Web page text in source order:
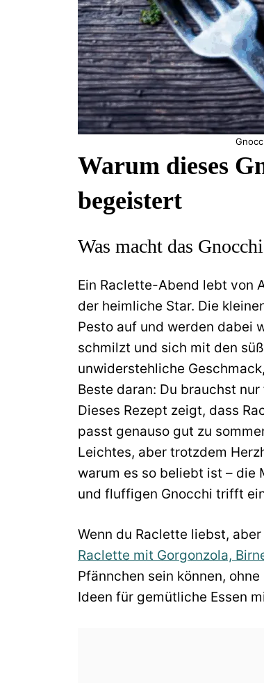
Warum dieses
begeistert
Was macht das
Ein Raclette-Abend lebt von
der heimliche Star. Die
Pesto auf und werden dabei
schmilzt und sich mit den
unwiderstehliche
Beste daran: Du brauchst
Dieses Rezept zeigt, dass
passt genauso gut zu
Leichtes, aber trotzdem
warum es so beliebt ist – die
und fluffigen Gnocchi trifft
Wenn du Raclette liebst,
Raclette mit Gorgonzola,
Pfännchen sein können,
Ideen für gemütliche Essen